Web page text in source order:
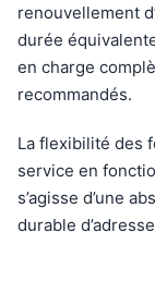
renouvellement
durée
en charge
recommandés.
La flexibilité des
service en
s’agisse d’une
durable